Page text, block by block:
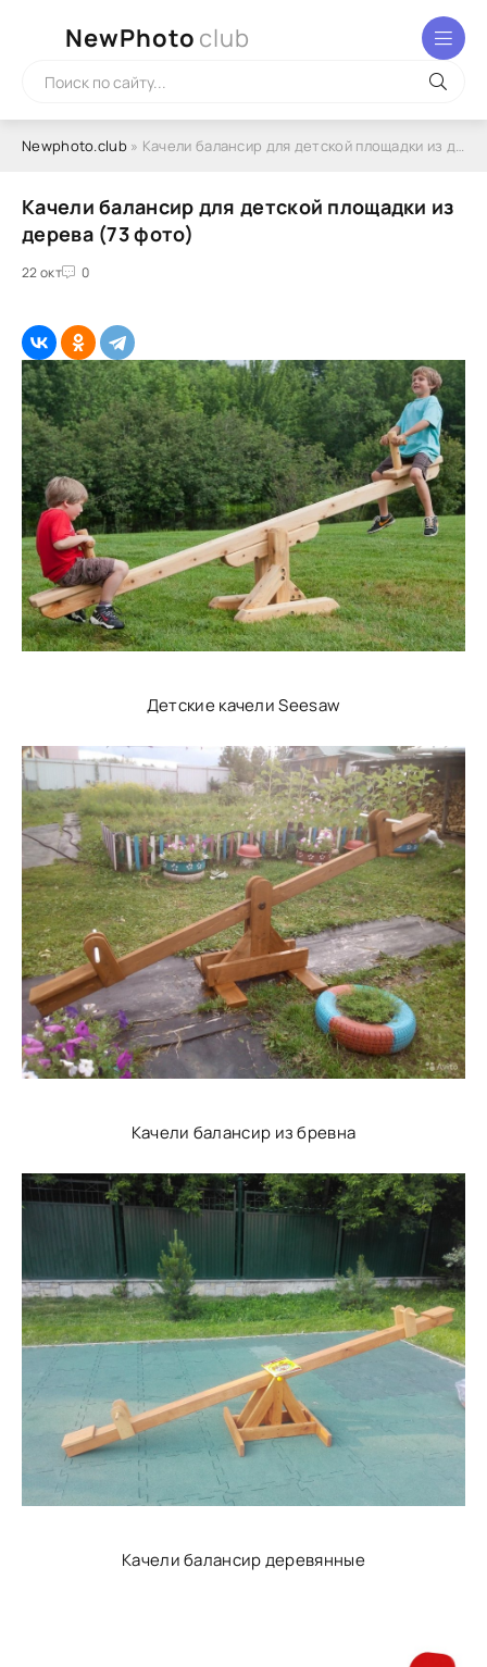
NewPhoto club
Newphoto.club» Качели балансир для детской площадки из дерева (73 фото)
Качели балансир для детской площадки из
дерева (73 фото)
22 окт 0
Детские качели Seesaw
Качели балансир из бревна
Качели балансир деревянные